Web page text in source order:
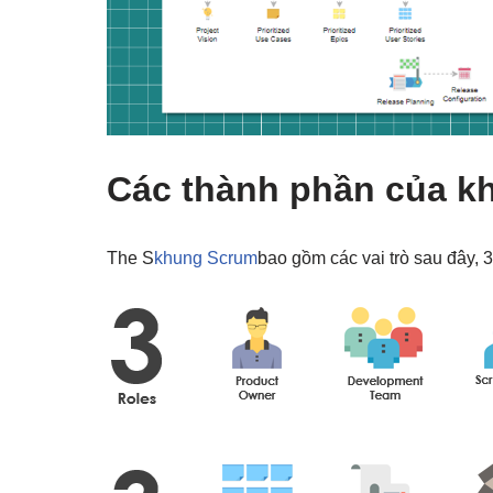
Các thành phần của
The Skhung Scrumbao gồm các vai trò sau đây,